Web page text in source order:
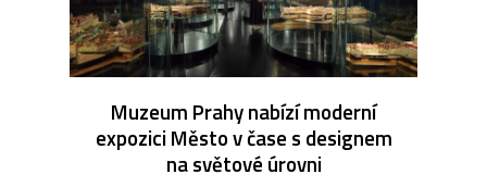
Muzeum Prahy nabízí moderní
expozici Město v čase s designem
na světové úrovni